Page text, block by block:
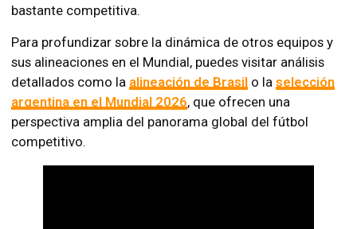
bastante competitiva.
Para profundizar sobre la dinámica de otros equipos y
sus alineaciones en el Mundial, puedes visitar análisis
detallados como la alineación de Brasil o la selección
argentina en el Mundial 2026, que ofrecen una
perspectiva amplia del panorama global del fútbol
competitivo.